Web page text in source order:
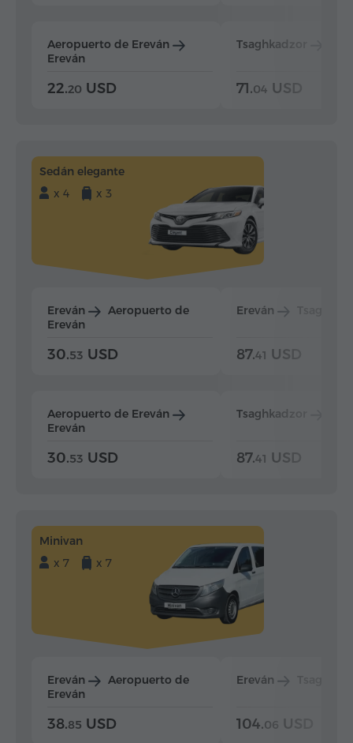
Aeropuerto de Ereván
Ereván
22.20 USD
Tsaghkadzor
71.04 USD
Sedán elegante
x 4
x 3
Ereván
Aeropuerto de
Ereván
30.53 USD
Aeropuerto de Ereván
Ereván
30.53 USD
Ereván
87.41 USD
Tsaghkadzor
87.41 USD
Minivan
x 7
x 7
Ereván
Aeropuerto de
Ereván
38.85 USD
Ereván
104.06 USD